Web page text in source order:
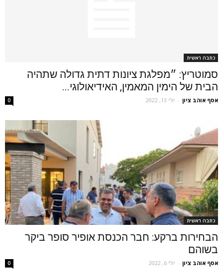
כתבה ראשית
סמוטריץ: ״מפלגת ציונות דתית גדולה שתהיה
הבית של הימין המאמין, האידיאולוגי...
אסף אוהב ציון - יולי 13, 2022 0
כתבה ראשית
הבחירות ברקע: חבר הכנסת אופיר סופר ביקר
בשוהם
אסף אוהב ציון - יולי 6, 2022 0